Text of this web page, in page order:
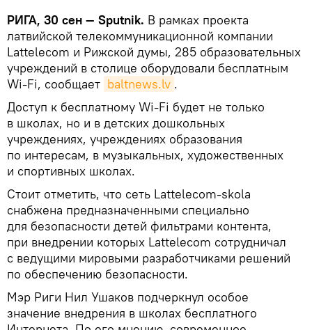
РИГА, 30 сен — Sputnik. В рамках проекта
латвийской телекоммуникационной компании
Lattelecom и Рижской думы, 285 образовательных
учреждений в столице оборудовали бесплатным
Wi-Fi, сообщает baltnews.lv .
Доступ к бесплатному Wi-Fi будет не только
в школах, но и в детских дошкольных
учреждениях, учреждениях образования
по интересам, в музыкальных, художественных
и спортивных школах.
Стоит отметить, что сеть Lattelecom-skola
снабжена предназначенными специально
для безопасности детей фильтрами контента,
при внедрении которых Lattelecom сотрудничал
с ведущими мировыми разработчиками решений
по обеспечению безопасности.
Мэр Риги Нил Ушаков подчеркнул особое
значение внедрения в школах бесплатного